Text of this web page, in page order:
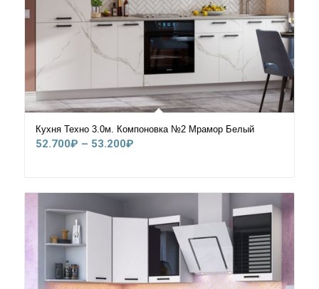
Кухня Техно 3.0м. Компоновка №2 Мрамор Белый
52.700₽ – 53.200₽Диапазон
–